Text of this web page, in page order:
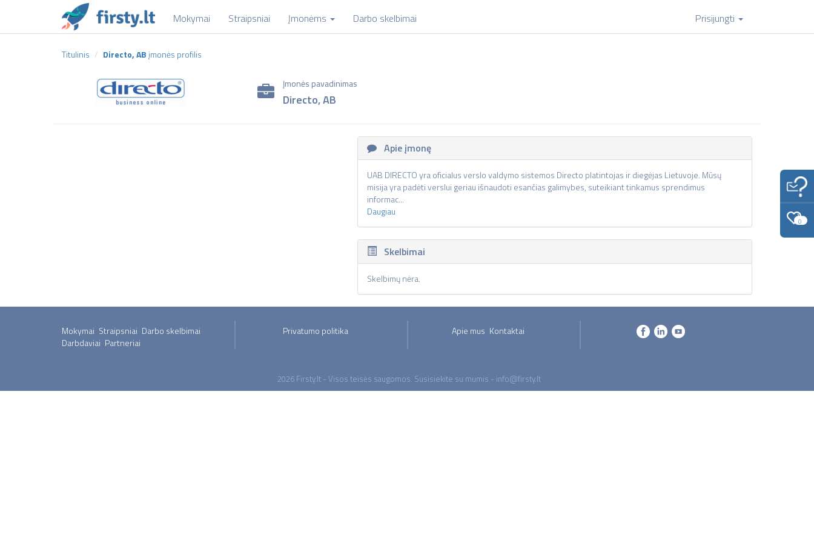
Mokymai Straipsniai Įmonėms Darbo skelbimai Prisijungti
Titulinis Directo, AB įmonės profilis
Įmonės pavadinimas
Directo, AB
Apie įmonę
UAB DIRECTO yra oficialus verslo valdymo sistemos Directo platintojas ir diegėjas Lietuvoje. Mūsų
misija yra padėti verslui geriau išnaudoti esančias galimybes, suteikiant tinkamus sprendimus
informac...
Daugiau
Skelbimai
Skelbimų nėra.
0
Mokymai Straipsniai Darbo skelbimai
Darbdaviai Partneriai
Privatumo politika Apie mus Kontaktai
2026 Firsty.lt - Visos teisės saugomos. Susisiekite su mumis - info@firsty.lt